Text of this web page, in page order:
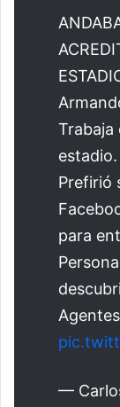
Trabaja
estadio.
Prefirió
para
—